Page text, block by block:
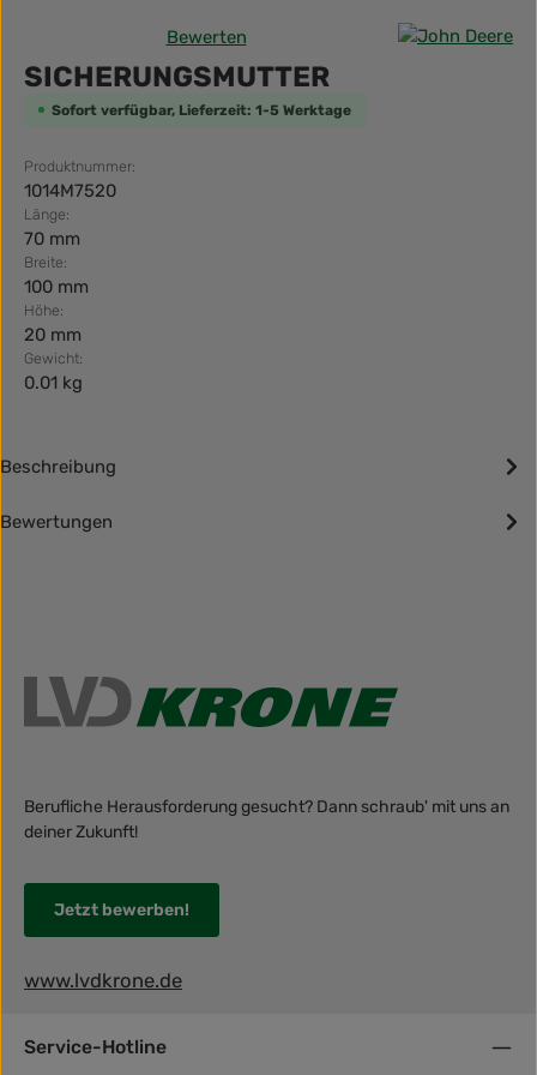
Durchschnittliche Bewertung von 0 von 5 Sternen
Bewerten
SICHERUNGSMUTTER
Sofort verfügbar, Lieferzeit: 1-5 Werktage
Produktnummer:
1014M7520
Länge:
70 mm
Breite:
100 mm
Höhe:
20 mm
Gewicht:
0.01 kg
Beschreibung
Bewertungen
Berufliche Herausforderung gesucht? Dann schraub' mit uns an
deiner Zukunft!
Jetzt bewerben!
www.lvdkrone.de
Service-Hotline